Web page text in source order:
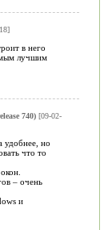
в него
лучшим
740)[09-02-
удобнее, но
что то
– очень
и